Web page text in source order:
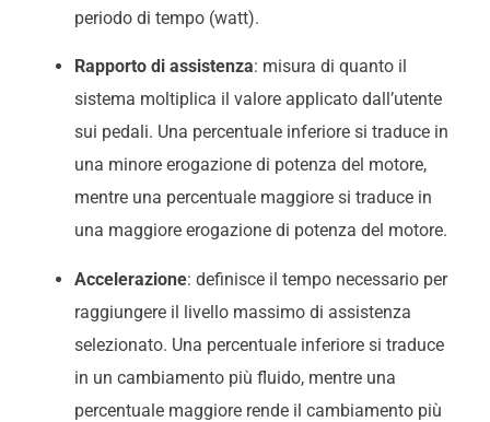
periodo di tempo (watt).
Rapporto di assistenza: misura di quanto il
sistema moltiplica il valore applicato dall’utente
sui pedali. Una percentuale inferiore si traduce in
una minore erogazione di potenza del motore,
mentre una percentuale maggiore si traduce in
una maggiore erogazione di potenza del motore.
Accelerazione: definisce il tempo necessario per
raggiungere il livello massimo di assistenza
selezionato. Una percentuale inferiore si traduce
in un cambiamento più fluido, mentre una
percentuale maggiore rende il cambiamento più